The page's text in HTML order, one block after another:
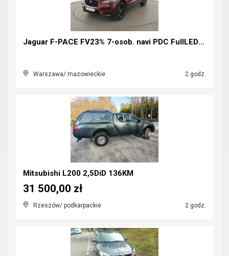
Jaguar F-PACE FV23% 7-osob. navi PDC FullLED tempo...
Warszawa/ mazowieckie 2 godz.
Mitsubishi L200 2,5DiD 136KM
Rzeszów/ podkarpackie 2 godz.
31 500,00 zł